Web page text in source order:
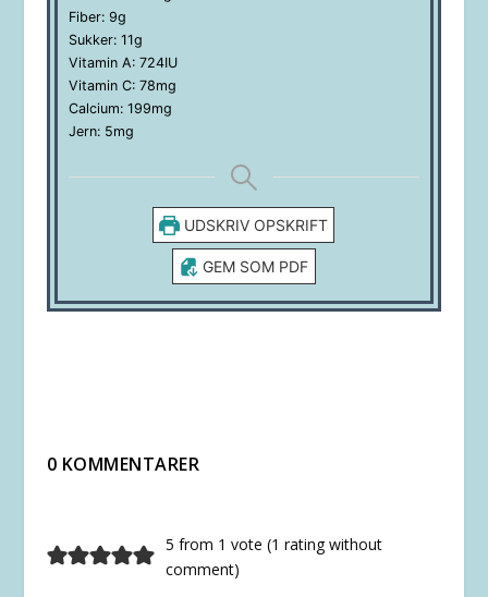
Fiber: 9g
Sukker: 11g
Vitamin A: 724IU
Vitamin C: 78mg
Calcium: 199mg
Jern: 5mg
UDSKRIV OPSKRIFT
GEM SOM PDF
0 KOMMENTARER
5 from 1 vote (1 rating without
comment)